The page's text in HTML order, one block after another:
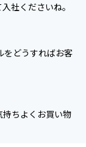
社くださいね。
をどうすればお客
持ちよくお買い物